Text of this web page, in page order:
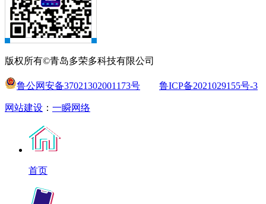
版权所有©青岛多荣多科技有限公司
鲁公网安备37021302001173号 鲁ICP备2021029155号-3
网站建设 ： 一瞬网络
首页